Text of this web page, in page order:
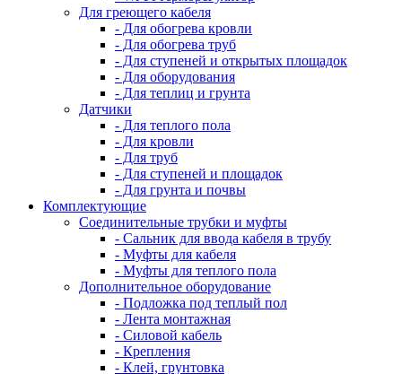
Для греющего кабеля
- Для обогрева кровли
- Для обогрева труб
- Для ступеней и открытых площадок
- Для оборудования
- Для теплиц и грунта
Датчики
- Для теплого пола
- Для кровли
- Для труб
- Для ступеней и площадок
- Для грунта и почвы
Комплектующие
Соединительные трубки и муфты
- Сальник для ввода кабеля в трубу
- Муфты для кабеля
- Муфты для теплого пола
Дополнительное оборудование
- Подложка под теплый пол
- Лента монтажная
- Силовой кабель
- Крепления
- Клей, грунтовка